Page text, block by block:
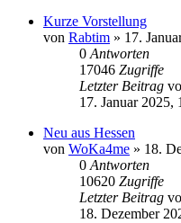
Kurze Vorstellung
von Rabtim » 17.
0 Antworten
17046 Zugriffe
Letzter Beitrag
17. Januar 2025,
Neu aus Hessen
von WoKa4me » 18.
0 Antworten
10620 Zugriffe
Letzter Beitrag
18. Dezember